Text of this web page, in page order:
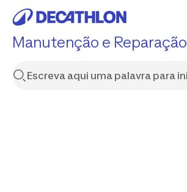
Manutenção e Reparação